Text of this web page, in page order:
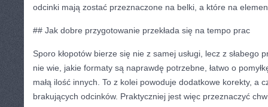
odcinki mają zostać przeznaczone na belki, a które na
## Jak dobre przygotowanie przekłada się na tempo prac
Sporo kłopotów bierze się nie z samej usługi, lecz z słabego
nie wie, jakie formaty są naprawdę potrzebne, łatwo o
małą ilość innych. To z kolei powoduje dodatkowe korekty, a
brakujących odcinków. Praktyczniej jest więc przeznaczyć